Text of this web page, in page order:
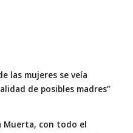
las mujeres se veía
de posibles madres”
Muerta, con todo el